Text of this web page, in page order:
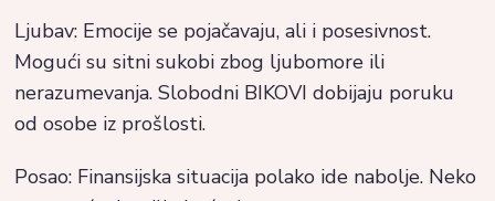
Ljubav: Emocije se pojačavaju, ali i posesivnost.
Mogući su sitni sukobi zbog ljubomore ili
nerazumevanja. Slobodni BIKOVI dobijaju poruku
od osobe iz prošlosti.
Posao: Finansijska situacija polako ide nabolje. Neko